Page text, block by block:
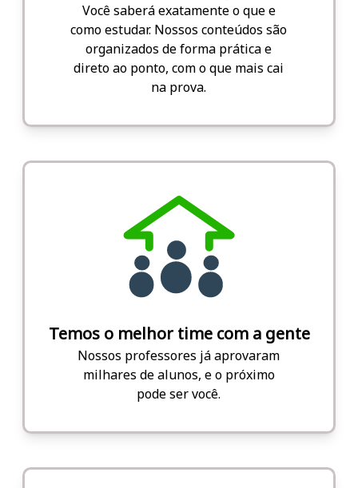
Você saberá exatamente o que e
como estudar. Nossos conteúdos são
organizados de forma prática e
direto ao ponto, com o que mais cai
na prova.
Temos o melhor time com a gente
Nossos professores já aprovaram
milhares de alunos, e o próximo
pode ser você.